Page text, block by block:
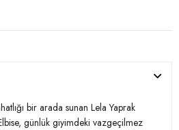
bir arada sunan Lela Yaprak
günlük giyimdeki vazgeçilmez